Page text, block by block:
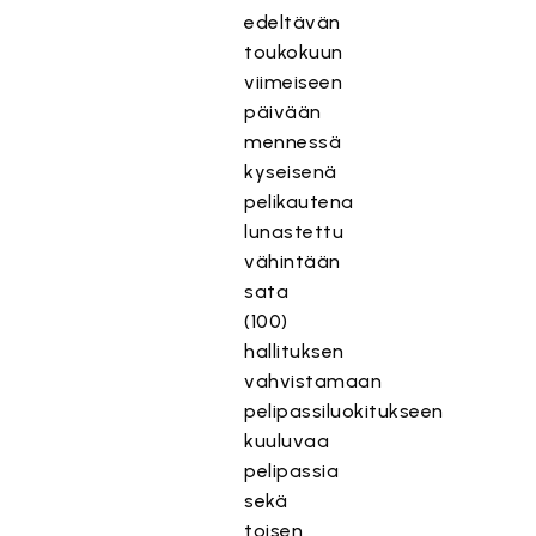
edeltävän
toukokuun
viimeiseen
päivään
mennessä
kyseisenä
pelikautena
lunastettu
vähintään
sata
(100)
hallituksen
vahvistamaan
pelipassiluokitukseen
kuuluvaa
pelipassia
sekä
toisen